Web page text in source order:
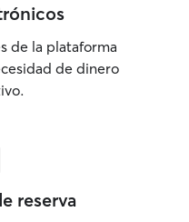
de la plataforma
de dinero
reserva